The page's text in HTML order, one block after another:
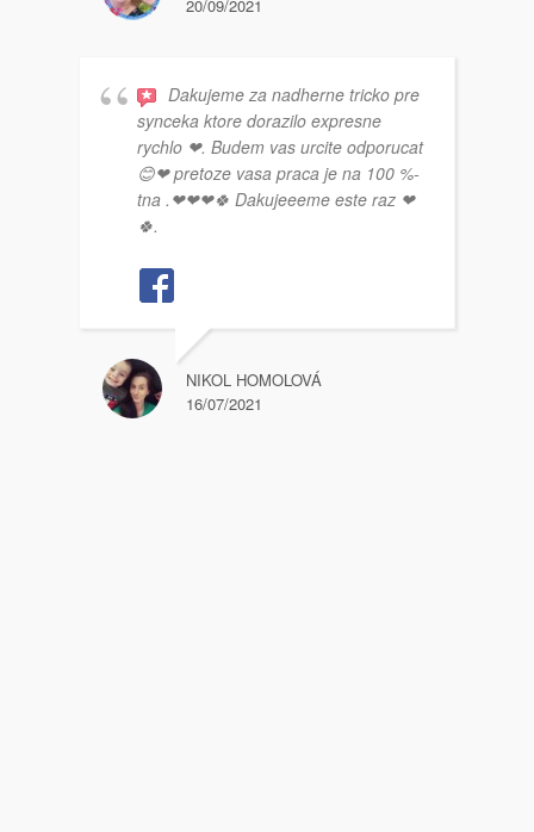
20/09/2021
Dakujeme za nadherne tricko pre
synceka ktore dorazilo expresne
rychlo ❤. Budem vas urcite odporucat
😊❤ pretoze vasa praca je na 100 %-
tna .❤❤❤🍀 Dakujeeeme este raz ❤
🍀.
NIKOL HOMOLOVÁ
16/07/2021